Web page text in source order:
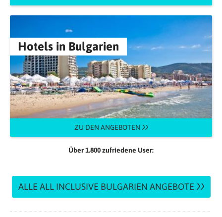
Hotels in Bulgarien
ZU DEN ANGEBOTEN
Über 1.800 zufriedene User:
ALLE ALL INCLUSIVE BULGARIEN ANGEBOTE